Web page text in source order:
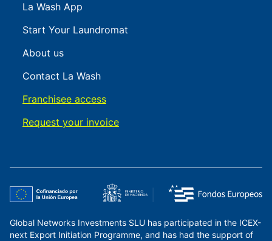
La Wash App
Start Your Laundromat
About us
Contact La Wash
Franchisee access
Request your invoice
Global Networks Investments SLU has participated in the ICEX-
next Export Initiation Programme, and has had the support of